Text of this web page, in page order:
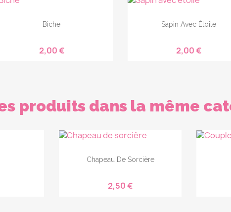
Biche
2,00 €
Sapin Avec Étoile
2,00 €
produits dans la même
Chapeau De Sorcière
2,50 €